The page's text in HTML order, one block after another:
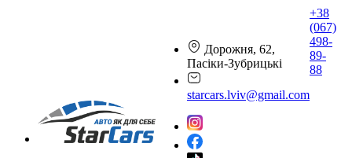
Дорожня, 62,
Пасіки-Зубрицькі
starcars.lviv@gmail.com
+38
(067)
498-
89-
88